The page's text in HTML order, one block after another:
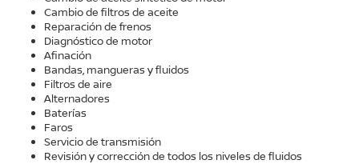
Cambio de filtros de aceite
Reparación de frenos
Diagnóstico de motor
Afinación
Bandas, mangueras y fluidos
Filtros de aire
Alternadores
Baterías
Faros
Servicio de transmisión
Revisión y corrección de todos los niveles de fluidos